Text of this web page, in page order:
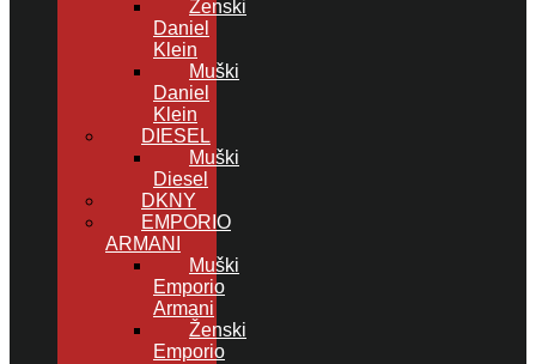
Ženski
Daniel
Klein
Muški
Daniel
Klein
DIESEL
Muški
Diesel
DKNY
EMPORIO
ARMANI
Muški
Emporio
Armani
Ženski
Emporio